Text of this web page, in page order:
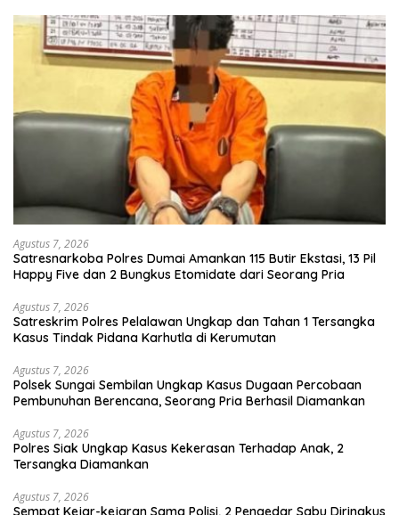
Agustus 7, 2026
Satresnarkoba Polres Dumai Amankan 115 Butir Ekstasi, 13 Pil
Happy Five dan 2 Bungkus Etomidate dari Seorang Pria
Agustus 7, 2026
Satreskrim Polres Pelalawan Ungkap dan Tahan 1 Tersangka
Kasus Tindak Pidana Karhutla di Kerumutan
Agustus 7, 2026
Polsek Sungai Sembilan Ungkap Kasus Dugaan Percobaan
Pembunuhan Berencana, Seorang Pria Berhasil Diamankan
Agustus 7, 2026
Polres Siak Ungkap Kasus Kekerasan Terhadap Anak, 2
Tersangka Diamankan
Agustus 7, 2026
Sempat Kejar-kejaran Sama Polisi, 2 Pengedar Sabu Diringkus